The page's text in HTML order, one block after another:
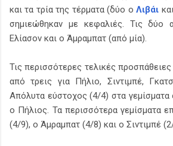
και τα τρία της τέρματα (δύο οΛιβάι
σημιεώθηκαν με κεφαλιές. Τις δύο
Ελίασον και ο Άμραμπατ (από μία).
Τις περισσότερες τελικές
από τρεις για Πήλιο, Σιντιμπέ,
Απόλυτα εύστοχος (4/4) στα γεμίσματα
ο Πήλιος. Τα περισσότερα γεμίσματα
(4/9), ο Άμραμπατ (4/8) και ο Σιντιμπέ